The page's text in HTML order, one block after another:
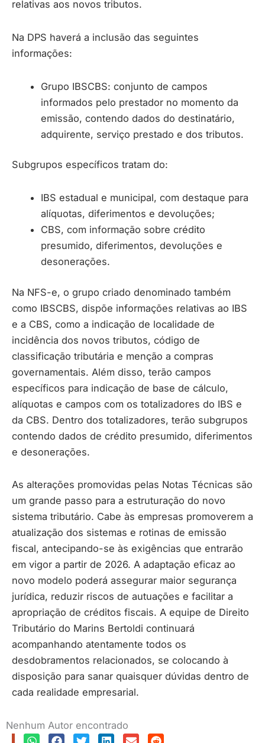
relativas aos novos tributos.
Na DPS haverá a inclusão das seguintes
informações:
Grupo IBSCBS: conjunto de campos
informados pelo prestador no momento da
emissão, contendo dados do destinatário,
adquirente, serviço prestado e dos tributos.
Subgrupos específicos tratam do:
IBS estadual e municipal, com destaque para
alíquotas, diferimentos e devoluções;
CBS, com informação sobre crédito
presumido, diferimentos, devoluções e
desonerações.
Na NFS-e, o grupo criado denominado também
como IBSCBS, dispõe informações relativas ao IBS
e a CBS, como a indicação de localidade de
incidência dos novos tributos, código de
classificação tributária e menção a compras
governamentais. Além disso, terão campos
específicos para indicação de base de cálculo,
alíquotas e campos com os totalizadores do IBS e
da CBS. Dentro dos totalizadores, terão subgrupos
contendo dados de crédito presumido, diferimentos
e desonerações.
As alterações promovidas pelas Notas Técnicas são
um grande passo para a estruturação do novo
sistema tributário. Cabe às empresas promoverem a
atualização dos sistemas e rotinas de emissão
fiscal, antecipando-se às exigências que entrarão
em vigor a partir de 2026. A adaptação eficaz ao
novo modelo poderá assegurar maior segurança
jurídica, reduzir riscos de autuações e facilitar a
apropriação de créditos fiscais. A equipe de Direito
Tributário do Marins Bertoldi continuará
acompanhando atentamente todos os
desdobramentos relacionados, se colocando à
disposição para sanar quaisquer dúvidas dentro de
cada realidade empresarial.
Nenhum Autor encontrado